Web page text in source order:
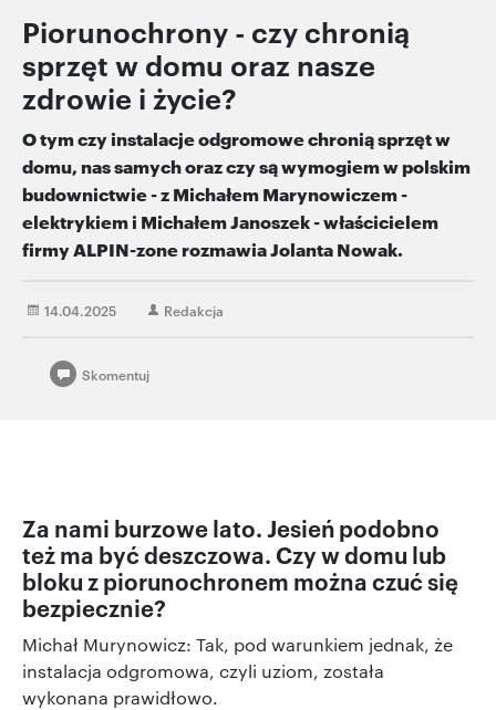
Piorunochrony - czy chronią
sprzęt w domu oraz nasze
zdrowie i życie?
O tym czy instalacje odgromowe chronią sprzęt w
domu, nas samych oraz czy są wymogiem w polskim
budownictwie - z Michałem Marynowiczem -
elektrykiem i Michałem Janoszek - właścicielem
firmy ALPIN-zone rozmawia Jolanta Nowak.
14.04.2025 Redakcja
Skomentuj
Za nami burzowe lato. Jesień podobno
też ma być deszczowa. Czy w domu lub
bloku z piorunochronem można czuć się
bezpiecznie?
Michał Murynowicz: Tak, pod warunkiem jednak, że
instalacja odgromowa, czyli uziom, została
wykonana prawidłowo.